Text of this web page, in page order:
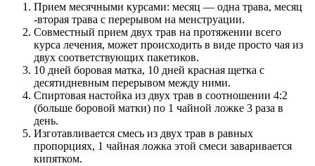
Прием месячными курсами: месяц — одна трава, месяц
-вторая трава с перерывом на менструации.
Совместный прием двух трав на протяжении всего
курса лечения, может происходить в виде просто чая из
двух соответствующих пакетиков.
10 дней боровая матка, 10 дней красная щетка с
десятидневным перерывом между ними.
Спиртовая настойка из двух трав в соотношении 4:2
(больше боровой матки) по 1 чайной ложке 3 раза в
день.
Изготавливается смесь из двух трав в равных
пропорциях, 1 чайная ложка этой смеси заваривается
кипятком.